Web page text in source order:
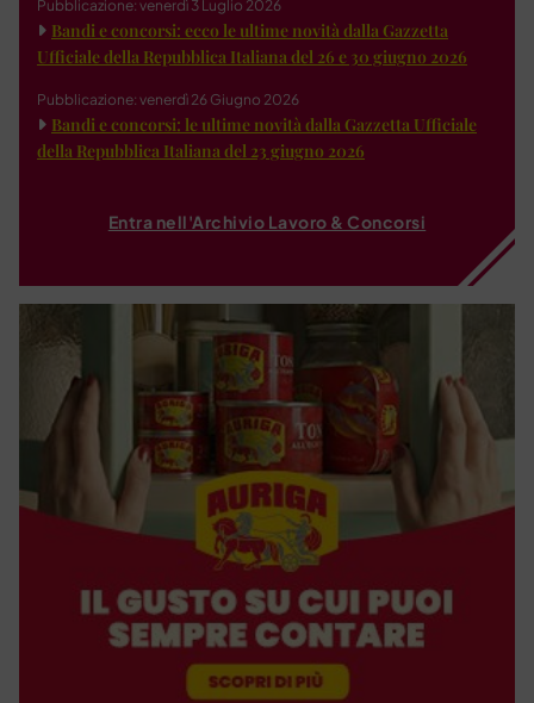
Pubblicazione: venerdì 3 Luglio 2026
Bandi e concorsi: ecco le ultime novità dalla Gazzetta
Ufficiale della Repubblica Italiana del 26 e 30 giugno 2026
Pubblicazione: venerdì 26 Giugno 2026
Bandi e concorsi: le ultime novità dalla Gazzetta Ufficiale
della Repubblica Italiana del 23 giugno 2026
Entra nell'Archivio Lavoro & Concorsi